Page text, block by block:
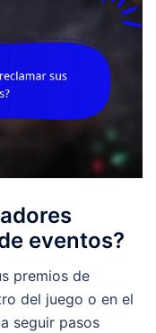
eventos?
premios de
del juego o en el
seguir pasos